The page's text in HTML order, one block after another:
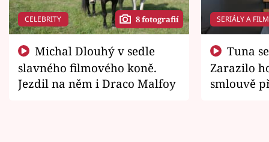
CELEBRITY 8 fotografií
slavného filmového koně.
Jezdil na něm i Draco Malfoy
SERIÁLY A
Zarazilo
smlouvě